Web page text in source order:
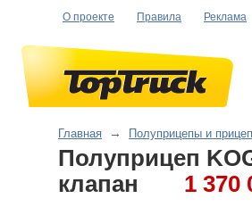
О проекте Правила Реклама
Главная → Полуприцепы и
Полуприцеп
клапан
1 370